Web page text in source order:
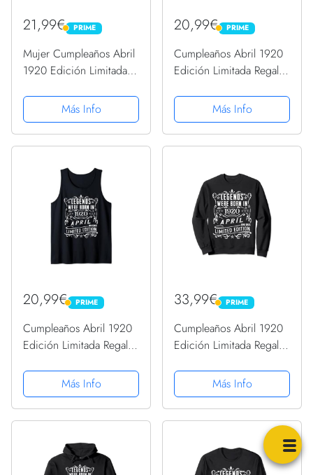
21,99€ PRIME
PRIME
Mujer Cumpleaños Abril
1920 Edición Limitada
Cuello VMás Info
20,99€ PRIME
PRIME
Cumpleaños Abril 1920
Edición Limitada Regalo
Más Info
20,99€ PRIME
PRIME
Cumpleaños Abril 1920
Edición Limitada Regalo
Mangas
Más Info
33,99€ PRIME
PRIME
Cumpleaños Abril 1920
Edición Limitada Regalo
Más Info